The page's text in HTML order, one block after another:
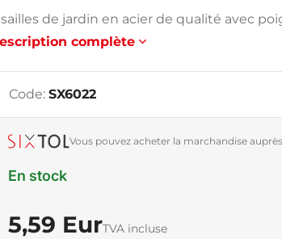
de jardin en acier de qualité avec
complète
Code: SX6022
Vous pouvez acheter la marchandise
En stock
5,59 EurTVA incluse